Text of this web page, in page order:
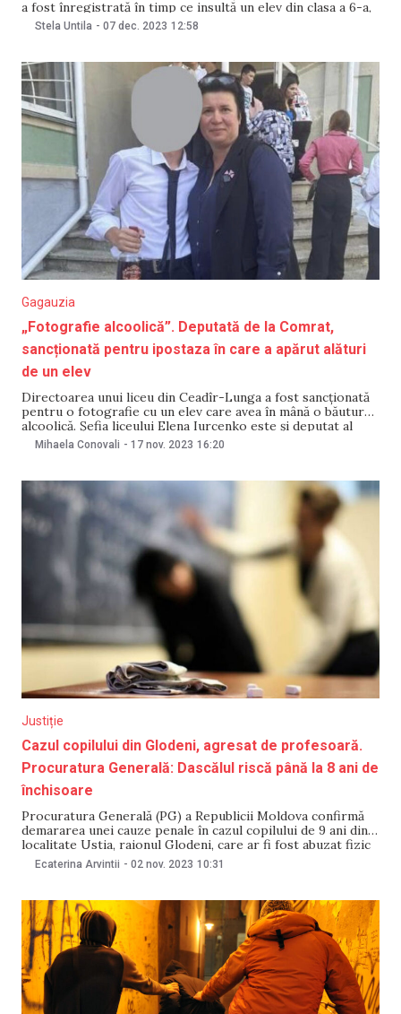
a fost înregistrată în timp ce insultă un elev din clasa a 6-a,
numindu-l inclusiv „rahat, nu om” și „muc”. Informația a fost
Stela Untila - 07 dec. 2023 12:58
Gagauzia
„Fotografie alcoolică”. Deputată de la Comrat,
sancționată pentru ipostaza în care a apărut alături
de un elev
Directoarea unui liceu din Ceadîr-Lunga a fost sancționată
pentru o fotografie cu un elev care avea în mână o băutură
alcoolică. Șefia liceului Elena Iurcenko este și deputat al
Partidului Socialiștilor în Adunarea Populară din Găgăuzia,
Mihaela Conovali - 17 nov. 2023 16:20
Justiție
Cazul copilului din Glodeni, agresat de profesoară.
Procuratura Generală: Dascălul riscă până la 8 ani de
închisoare
Procuratura Generală (PG) a Republicii Moldova confirmă
demararea unei cauze penale în cazul copilului de 9 ani din
localitate Ustia, raionul Glodeni, care ar fi fost abuzat fizic
și moral de profesoara lui de clasele primare, scrie TV
Ecaterina Arvintii - 02 nov. 2023 10:31